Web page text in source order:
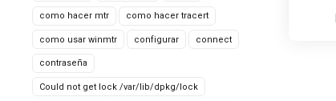
como hacer mtr como hacer tracert
como usar winmtr configurar connect
contraseña
Could not get lock /var/lib/dpkg/lock